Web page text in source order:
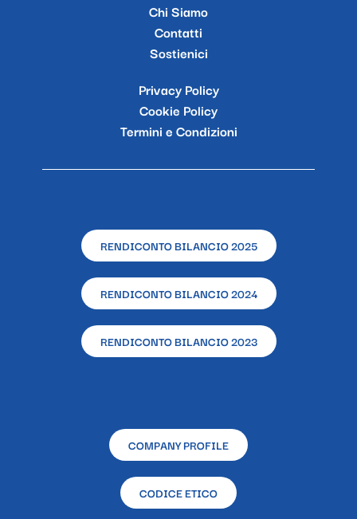
Chi Siamo
Contatti
Sostienici
Privacy Policy
Cookie Policy
Termini e Condizioni
RENDICONTO BILANCIO 2025
RENDICONTO BILANCIO 2024
RENDICONTO BILANCIO 2023
COMPANY PROFILE
CODICE ETICO